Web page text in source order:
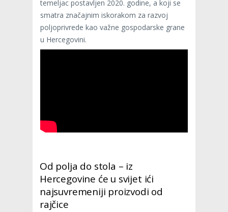
temeljac postavljen 2020. godine, a koji se
smatra značajnim iskorakom za razvoj
poljoprivrede kao važne gospodarske grane
u Hercegovini.
Od polja do stola – iz
Hercegovine će u svijet ići
najsuvremeniji proizvodi od
rajčice